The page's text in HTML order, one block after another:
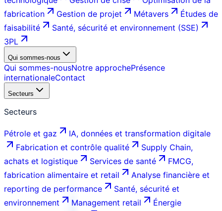
fabrication
Gestion de projet Métavers
Études de
faisabilité
Santé, sécurité et environnement (SSE)
3PL
Qui sommes-nous
Qui sommes-nousNotre approchePrésence
internationaleContact
Secteurs
Secteurs
Pétrole et gaz
IA, données et transformation digitale
Fabrication et contrôle qualité
Supply Chain,
achats et logistique
Services de santé
FMCG,
fabrication alimentaire et retail
Analyse financière et
reporting de performance
Santé, sécurité et
environnement
Management retail
Énergie